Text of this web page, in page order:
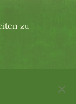
zu